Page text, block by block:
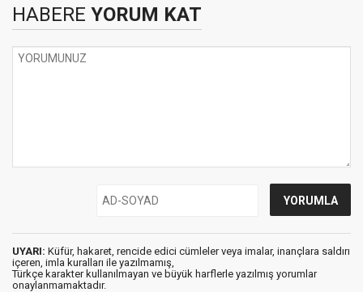
HABERE YORUM KAT
UYARI: Küfür, hakaret, rencide edici cümleler veya imalar, inançlara saldırı
içeren, imla kuralları ile yazılmamış,
Türkçe karakter kullanılmayan ve büyük harflerle yazılmış yorumlar
onaylanmamaktadır.